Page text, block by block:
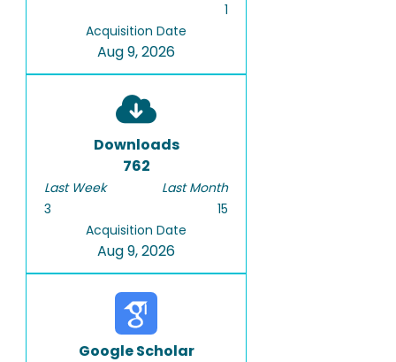
1
Acquisition Date
Aug 9, 2026
Downloads
762
Last Week
3
Last Month
15
Acquisition Date
Aug 9, 2026
Google Scholar